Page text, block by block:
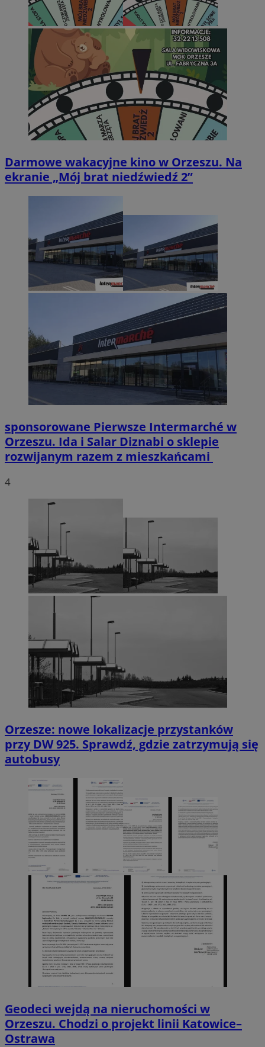
Darmowe wakacyjne kino w Orzeszu. Na
ekranie „Mój brat niedźwiedź 2”
sponsorowane Pierwsze Intermarché w
Orzeszu. Ida i Salar Diznabi o sklepie
rozwijanym razem z mieszkańcami
4
Orzesze: nowe lokalizacje przystanków
przy DW 925. Sprawdź, gdzie zatrzymują się
autobusy
Geodeci wejdą na nieruchomości w
Orzeszu. Chodzi o projekt linii Katowice–
Ostrawa